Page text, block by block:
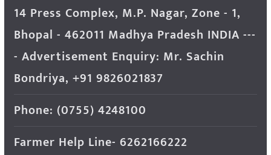
14 Press Complex, M.P. Nagar, Zone - 1,
Bhopal - 462011 Madhya Pradesh INDIA ---
- Advertisement Enquiry: Mr. Sachin
Bondriya, +91 9826021837
Phone: (0755) 4248100
Farmer Help Line- 6262166222